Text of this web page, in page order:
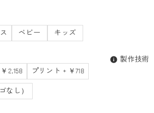
ベビー キッズ
2,158
プリント + ￥718
なし）
製作技術